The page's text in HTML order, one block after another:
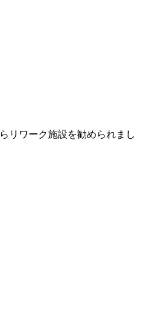
リワーク施設を勧められまし